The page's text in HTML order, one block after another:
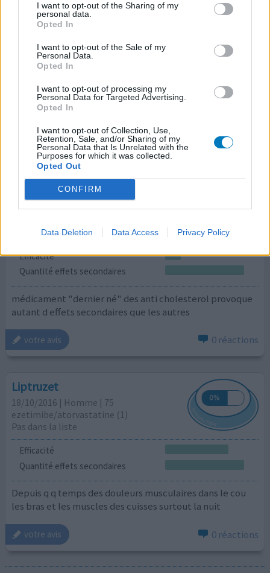
I want to opt-out of the Sharing of my
personal data.
Opted In
I want to opt-out of the Sale of my
Personal Data.
Opted In
I want to opt-out of processing my
Personal Data for Targeted Advertising.
Opted In
I want to opt-out of Collection, Use,
Retention, Sale, and/or Sharing of my
Personal Data that Is Unrelated with the
Purposes for which it was collected.
Opted Out
CONFIRM
Data Deletion Data Access Privacy Policy
Angine de poitrine
Quantité effets secondaires
prendre des statines est loin d'ètre prouvée et j'ai
plusieurs des éffet indésirables mentionné dans la notice
votre avis 0 réactions
Liptruzet
21/10/2016 | Femme | 70
Cholestérol trop élevé
Efficacité
Quantité effets secondaires
médicament "dernier né" des anti cholesterol provoque
autant d effets secondaires que les autres
votre avis 0 réactions
Liptruzet
18/10/2016 | Homme | 75
ezetimibe/atorvastatine (1)
Pas dans la liste
Efficacité
Quantité effets secondaires
Depuis q q temps des douleurs musculaires dans le cou
les bras et les muscles des cuisses surtout la nuit
votre avis 0 réactions